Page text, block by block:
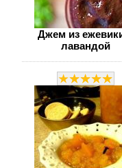
Джем из
лавандой